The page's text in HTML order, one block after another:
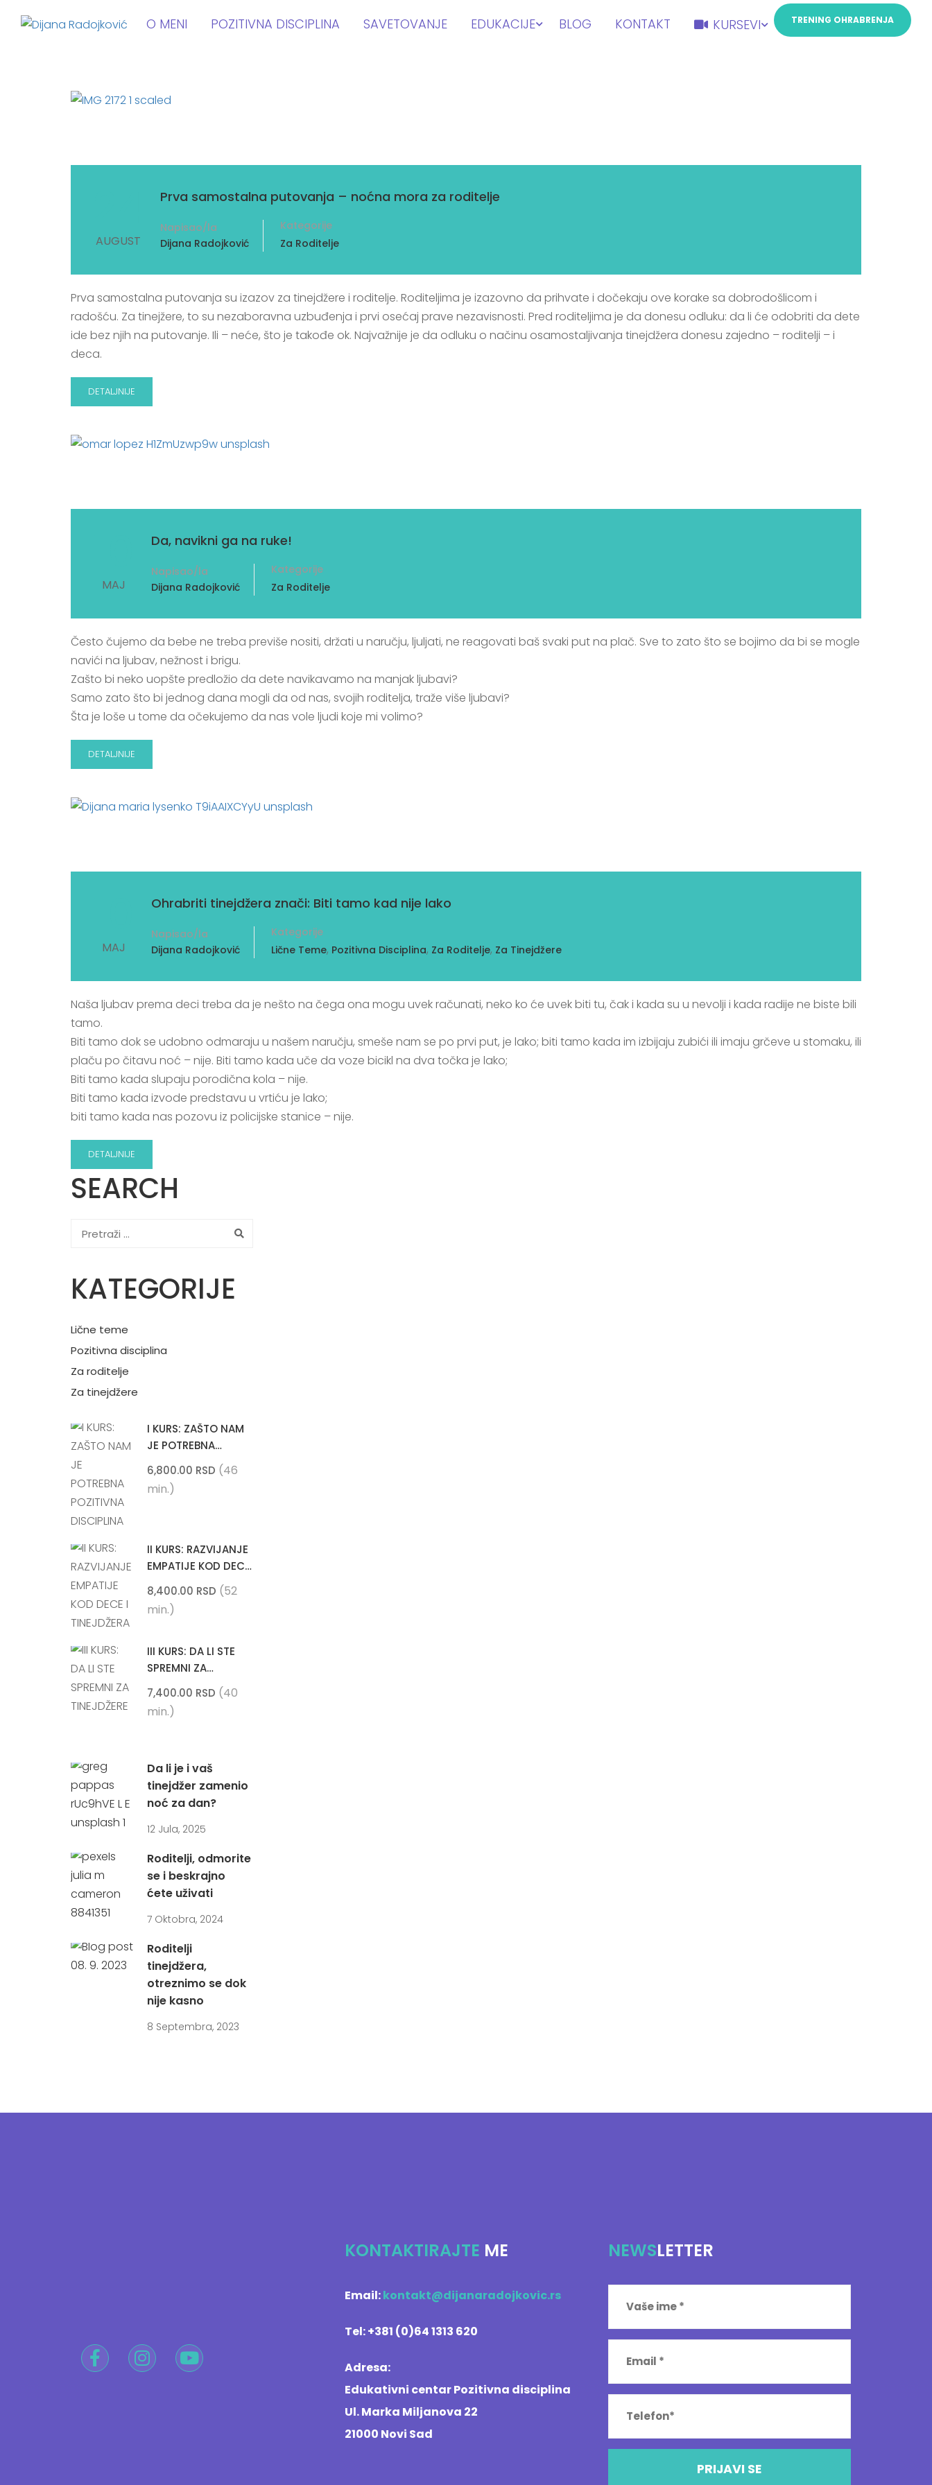
O MENI POZITIVNA DISCIPLINA SAVETOVANJE EDUKACIJE BLOG KONTAKT KURSEVI TRENING OHRABRENJA
AUGUST
Prva samostalna putovanja – noćna mora za roditelje
Napisao/la
Dijana Radojković
Kategorije
Za Roditelje
Prva samostalna putovanja su izazov za tinejdžere i roditelje. Roditeljima je izazovno da prihvate i dočekaju ove korake sa dobrodošlicom i
radošću. Za tinejžere, to su nezaboravna uzbuđenja i prvi osećaj prave nezavisnosti. Pred roditeljima je da donesu odluku: da li će odobriti da dete
ide bez njih na putovanje. Ili – neće, što je takođe ok. Najvažnije je da odluku o načinu osamostaljivanja tinejdžera donesu zajedno – roditelji – i
deca.
DETALJNIJE
MAJ
Da, navikni ga na ruke!
Napisao/la
Dijana Radojković
Kategorije
Za Roditelje
Često čujemo da bebe ne treba previše nositi, držati u naručju, ljuljati, ne reagovati baš svaki put na plač. Sve to zato što se bojimo da bi se mogle
navići na ljubav, nežnost i brigu.
Zašto bi neko uopšte predložio da dete navikavamo na manjak ljubavi?
Samo zato što bi jednog dana mogli da od nas, svojih roditelja, traže više ljubavi?
Šta je loše u tome da očekujemo da nas vole ljudi koje mi volimo?
DETALJNIJE
MAJ
Ohrabriti tinejdžera znači: Biti tamo kad nije lako
Napisao/la
Dijana Radojković
Kategorije
Lične Teme, Pozitivna Disciplina, Za Roditelje, Za Tinejdžere
Naša ljubav prema deci treba da je nešto na čega ona mogu uvek računati, neko ko će uvek biti tu, čak i kada su u nevolji i kada radije ne biste bili
tamo.
Biti tamo dok se udobno odmaraju u našem naručju, smeše nam se po prvi put, je lako; biti tamo kada im izbijaju zubići ili imaju grčeve u stomaku, ili
plaču po čitavu noć – nije. Biti tamo kada uče da voze bicikl na dva točka je lako;
Biti tamo kada slupaju porodična kola – nije.
Biti tamo kada izvode predstavu u vrtiću je lako;
biti tamo kada nas pozovu iz policijske stanice – nije.
DETALJNIJE
SEARCH
KATEGORIJE
Lične teme
Pozitivna disciplina
Za roditelje
Za tinejdžere
I KURS: ZAŠTO NAM
JE POTREBNA
DISCIPLINA
6,800.00 RSD (46
min.)
II KURS: RAZVIJANJE
EMPATIJE KOD DECE
8,400.00 RSD (52
min.)
III KURS: DA LI STE
SPREMNI ZA
7,400.00 RSD (40
min.)
Da li je i vaš
tinejdžer zamenio
noć za dan?
12 Jula, 2025
Roditelji, odmorite
se i beskrajno
ćete uživati
7 Oktobra, 2024
Roditelji
tinejdžera,
otreznimo se dok
nije kasno
8 Septembra, 2023
KONTAKTIRAJTE ME
Email:kontakt@dijanaradojkovic.rs
Tel: +381 (0)64 1313 620
Adresa:
Edukativni centar Pozitivna disciplina
Ul. Marka Miljanova 22
21000 Novi Sad
NEWSLETTER